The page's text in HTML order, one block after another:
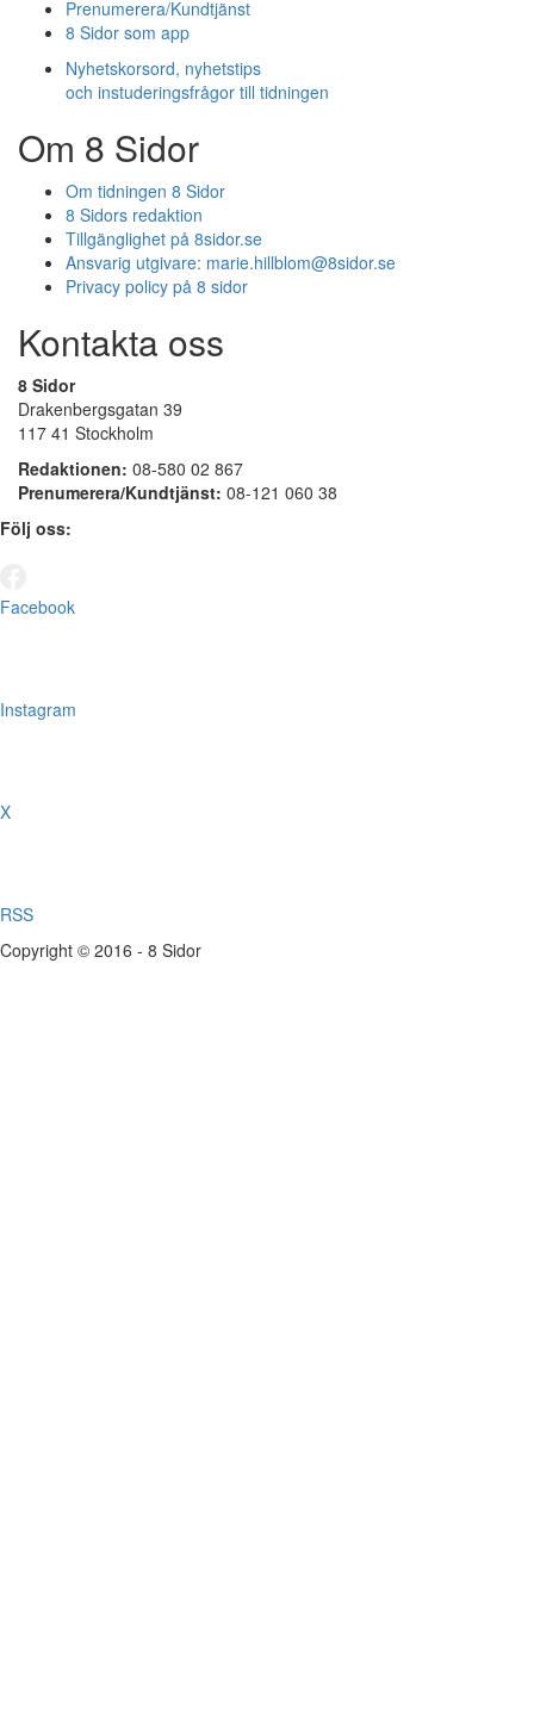
Prenumerera/Kundtjänst
8 Sidor som app
Nyhetskorsord, nyhetstips
och instuderingsfrågor till tidningen
Om 8 Sidor
Om tidningen 8 Sidor
8 Sidors redaktion
Tillgänglighet på 8sidor.se
Ansvarig utgivare: marie.hillblom@8sidor.se
Privacy policy på 8 sidor
Kontakta oss
8 Sidor
Drakenbergsgatan 39
117 41 Stockholm
Redaktionen: 08-580 02 867
Prenumerera/Kundtjänst: 08-121 060 38
Följ oss:
Facebook
Instagram
X
RSS
Copyright © 2016 - 8 Sidor